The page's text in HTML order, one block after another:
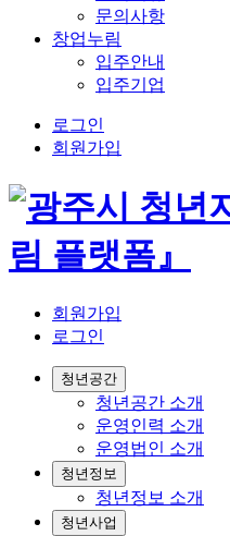
문의사항
창업누림
입주안내
입주기업
로그인
회원가입
회원가입
로그인
청년공간
청년공간 소개
운영인력 소개
운영법인 소개
청년정보
청년정보 소개
청년사업